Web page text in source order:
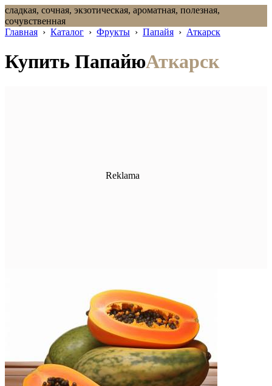
сладкая, сочная, экзотическая, ароматная, полезная,
сочувственная
Главная › Каталог › Фрукты › Папайя › Аткарск
Купить ПапайюАткарск